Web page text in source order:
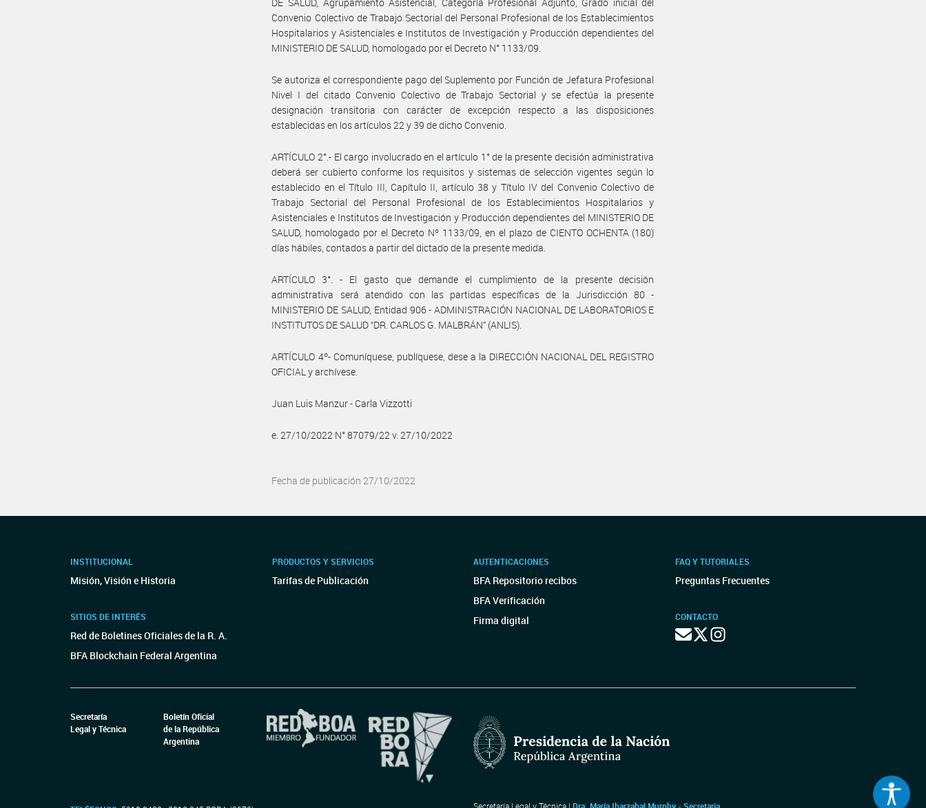
Convenio Colectivo de Trabajo Sectorial del Personal Profesional de los Establecimientos
Hospitalarios y Asistenciales e Institutos de Investigación y Producción dependientes del
MINISTERIO DE SALUD, homologado por el Decreto N° 1133/09.
Se autoriza el correspondiente pago del Suplemento por Función de Jefatura Profesional
Nivel I del citado Convenio Colectivo de Trabajo Sectorial y se efectúa la presente
designación transitoria con carácter de excepción respecto a las disposiciones
establecidas en los artículos 22 y 39 de dicho Convenio.
ARTÍCULO 2°.- El cargo involucrado en el artículo 1° de la presente decisión administrativa
deberá ser cubierto conforme los requisitos y sistemas de selección vigentes según lo
establecido en el Título III, Capítulo II, artículo 38 y Título IV del Convenio Colectivo de
Trabajo Sectorial del Personal Profesional de los Establecimientos Hospitalarios y
Asistenciales e Institutos de Investigación y Producción dependientes del MINISTERIO DE
SALUD, homologado por el Decreto Nº 1133/09, en el plazo de CIENTO OCHENTA (180)
días hábiles, contados a partir del dictado de la presente medida.
ARTÍCULO 3°. - El gasto que demande el cumplimiento de la presente decisión
administrativa será atendido con las partidas específicas de la Jurisdicción 80 -
MINISTERIO DE SALUD, Entidad 906 - ADMINISTRACIÓN NACIONAL DE LABORATORIOS E
INSTITUTOS DE SALUD “DR. CARLOS G. MALBRÁN” (ANLIS).
ARTÍCULO 4º- Comuníquese, publíquese, dese a la DIRECCIÓN NACIONAL DEL REGISTRO
OFICIAL y archívese.
Juan Luis Manzur - Carla Vizzotti
e. 27/10/2022 N° 87079/22 v. 27/10/2022
Fecha de publicación 27/10/2022
INSTITUCIONAL
Misión, Visión e Historia
SITIOS DE INTERÉS
Red de Boletines Oficiales de la R. A.
BFA Blockchain Federal Argentina
PRODUCTOS Y SERVICIOS
Tarifas de Publicación
AUTENTICACIONES
BFA Repositorio recibos
BFA Verificación
Firma digital
FAQ Y TUTORIALES
Preguntas Frecuentes
CONTACTO
Secretaría
Legal y Técnica
Boletín Oficial
de la República
Argentina